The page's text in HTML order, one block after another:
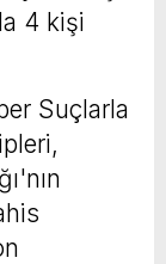
4 kişi
Suçlarla